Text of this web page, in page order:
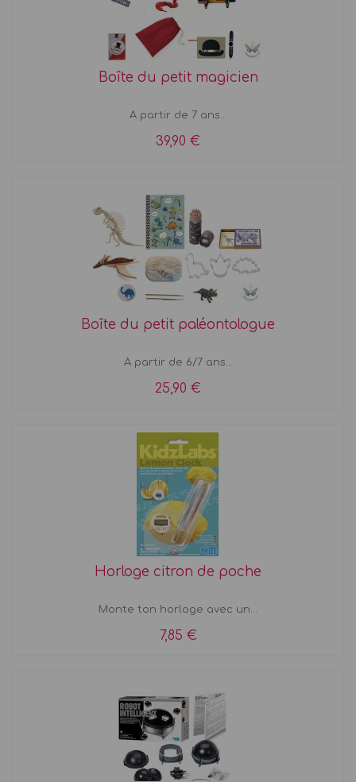
Boîte du petit magicien
A partir de 7 ans...
39,90 €
Boîte du petit paléontologue
A partir de 6/7 ans...
25,90 €
Horloge citron de poche
Monte ton horloge avec un...
7,85 €